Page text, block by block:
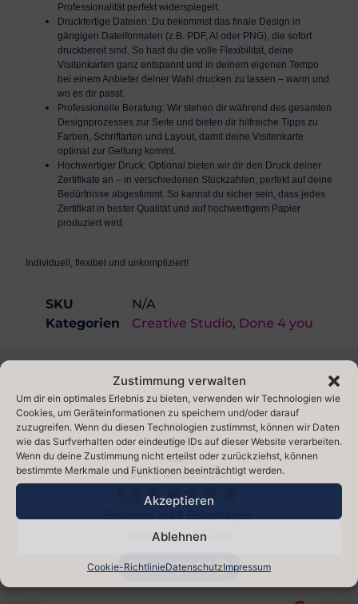
Zustimmung verwalten
Um dir ein optimales Erlebnis zu bieten, verwenden wir Technologien wie
Cookies, um Geräteinformationen zu speichern und/oder darauf
zuzugreifen. Wenn du diesen Technologien zustimmst, können wir Daten
wie das Surfverhalten oder eindeutige IDs auf dieser Website verarbeiten.
Wenn du deine Zustimmung nicht erteilst oder zurückziehst, können
bestimmte Merkmale und Funktionen beeinträchtigt werden.
Akzeptieren
Ablehnen
Cookie-RichtlinieDatenschutzImpressum
Professionalität perfekt widerspiegelt.
Druckfertige Dateien: Du bekommst das finale Design in
gängigen Dateiformaten (z.B. PDF, AI oder PNG), die sofort
druckbereit sind. So hast du die volle Flexibilität, deine
Visitenkarten ganz entspannt und in deinem eigenen Tempo
bei einem Anbieter deiner Wahl drucken zu lassen – wann und
wo es dir passt.
Professionelle Beratung: Wir stehen dir während des gesamten
Designprozesses zur Seite und bieten dir hilfreiche Tipps zu
Farben, Schriftarten und Layout, damit deine Visitenkarte
optimal zur Geltung kommt.
Hochwertiger Druck: Optional bieten wir dir den Druck deiner
Zertifikate an – in verschiedenen Stückzahlen, perfekt auf deine
Bedürfnisse abgestimmt. So kannst du sicher sein, dass jedes
Zertifikat in bester Qualität und auf hochwertigem Papier
produziert wird.
Individuell, flexibel und unkompliziert!
SKU
N/A
Kategorien
Creative Studio, Done 4 you
Make It Media GmbH
powered byGo
bewerte uns auf